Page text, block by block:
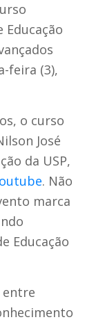
feira (3),
o curso
José
da USP,
. Não
marca
Educação
entre